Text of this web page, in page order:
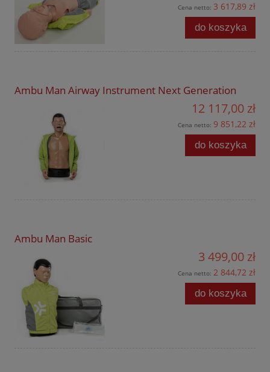
Cena netto: 3 617,89 zł
do koszyka
Ambu Man Airway Instrument Next Generation
12 117,00 zł
Cena netto: 9 851,22 zł
do koszyka
Ambu Man Basic
3 499,00 zł
Cena netto: 2 844,72 zł
do koszyka